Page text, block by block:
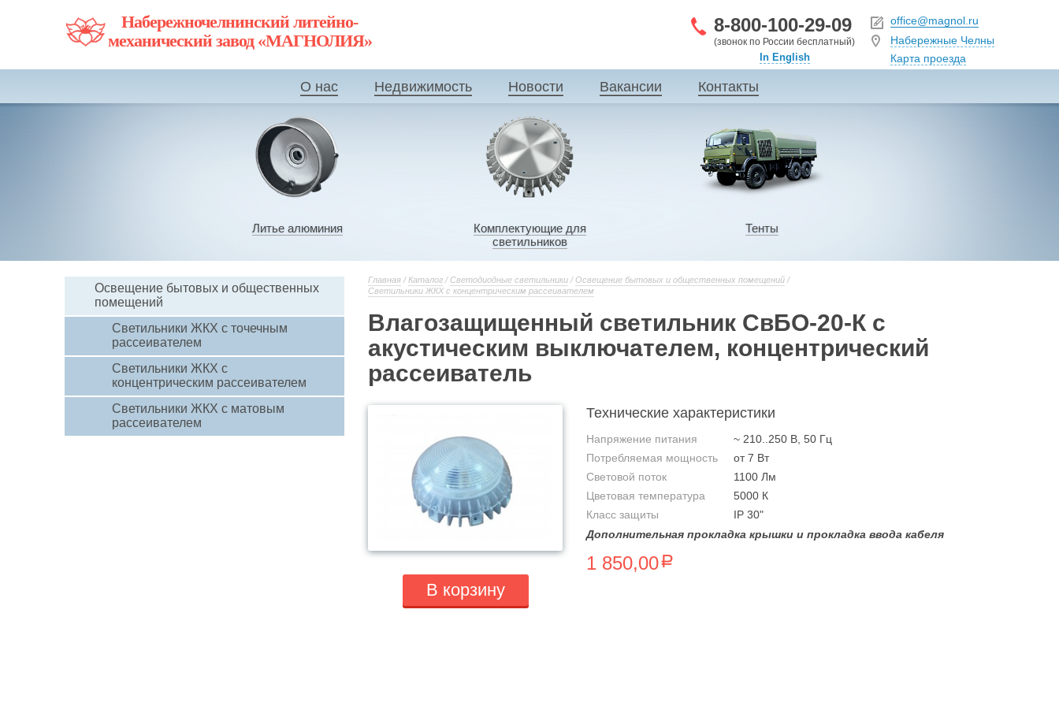
Набережночелнинский литейно-
механический завод «МАГНОЛИЯ»
office@magnol.ru
Набережные Челны
Карта проезда
8-800-100-29-09
(звонок по России бесплатный)
In English
О нас Недвижимость Новости Вакансии Контакты
Литье алюминия
Комплектующие для
светильников
Тенты
Освещение бытовых и общественных
помещений
Светильники ЖКХ с точечным
рассеивателем
Светильники ЖКХ с
концентрическим рассеивателем
Светильники ЖКХ с матовым
рассеивателем
Главная /Каталог / Светодиодные светильники / Освещение бытовых и общественных помещений /
Светильники ЖКХ с концентрическим рассеивателем
Влагозащищенный светильник СвБО-20-К с
акустическим выключателем, концентрический
рассеиватель
Технические характеристики
Напряжение питания
~ 210..250 В, 50 Гц
Потребляемая мощность
от 7 Вт
Световой поток
1100 Лм
Цветовая температура
5000 К
Класс защиты
IP 30"
Дополнительная прокладка крышки и прокладка ввода кабеля
1 850,00a